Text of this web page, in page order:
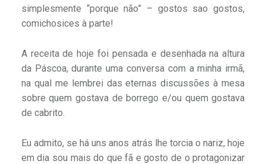
simplesmente “porque não” – gostos sao gostos,
comichosices à parte!
A receita de hoje foi pensada e desenhada na altura
da Páscoa, durante uma conversa com a minha irmã,
na qual me lembrei das eternas discussões à mesa
sobre quem gostava de borrego e/ou quem gostava
de cabrito.
Eu admito, se há uns anos atrás lhe torcia o nariz, hoje
em dia sou mais do que fã e gosto de o protagonizar